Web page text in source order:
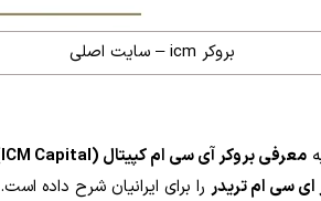
بروکر icm – سایت اصلی
معرفی بروکر آی سی ام کپیتال (ICM Capital)
ای سی ام تریدر را برای ایرانیان شرح داده است.